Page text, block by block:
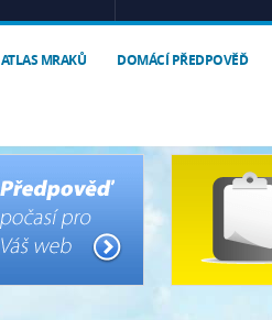
ATLAS MRAKŮ DOMÁCÍ PŘEDPOVĚĎ